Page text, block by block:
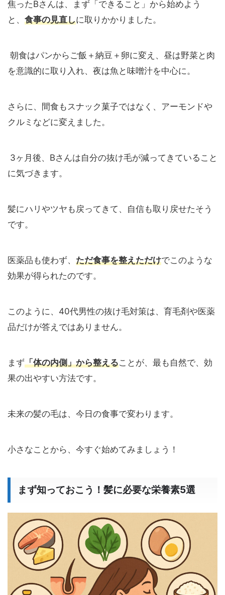
焦ったBさんは、まず「できること」から始めよう
と、 食事の見直しに取りかかりました。
朝食はパンからご飯＋納豆＋卵に変え、昼は野菜と肉
を意識的に取り入れ、夜は魚と味噌汁を中心に。
さらに、間食もスナック菓子ではなく、アーモンドや
クルミなどに変えました。
3ヶ月後、Bさんは自分の抜け毛が減ってきていること
に気づきます。
髪にハリやツヤも戻ってきて、自信も取り戻せたそう
です。
医薬品も使わず、 ただ食事を整えただけでこのような
効果が得られたのです。
このように、40代男性の抜け毛対策は、育毛剤や医薬
品だけが答えではありません。
まず「体の内側」から整えることが、最も自然で、効
果の出やすい方法です。
未来の髪の毛は、今日の食事で変わります。
小さなことから、今すぐ始めてみましょう！
まず知っておこう！髪に必要な栄養素5選